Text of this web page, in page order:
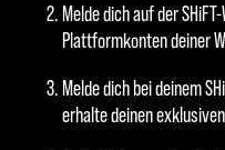
Melde dich auf der
Plattformkonten deiner
Melde dich bei deinem
erhalte deinen